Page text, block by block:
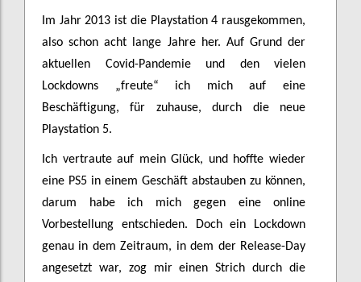
Im Jahr 2013 ist die Playstation 4 rausgekommen,
also schon acht lange Jahre her. Auf Grund der
aktuellen Covid-Pandemie und den vielen
Lockdowns „freute“ ich mich auf eine
Beschäftigung, für zuhause, durch die neue
Playstation 5.
Ich vertraute auf mein Glück, und hoffte wieder
eine PS5 in einem Geschäft abstauben zu können,
darum habe ich mich gegen eine online
Vorbestellung entschieden. Doch ein Lockdown
genau in dem Zeitraum, in dem der Release-Day
angesetzt war, zog mir einen Strich durch die